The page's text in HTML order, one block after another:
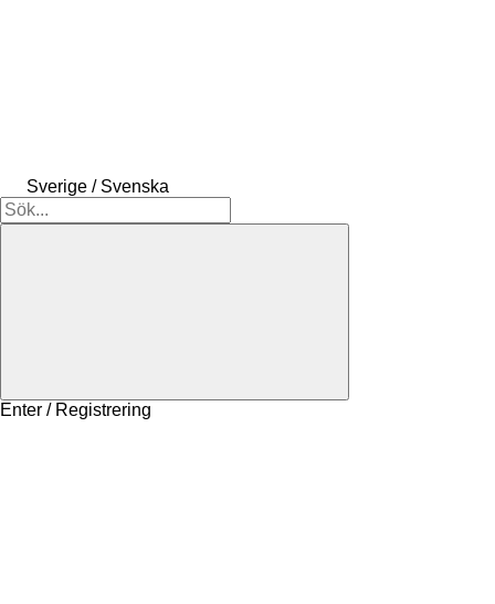
Sverige / Svenska
Enter / Registrering